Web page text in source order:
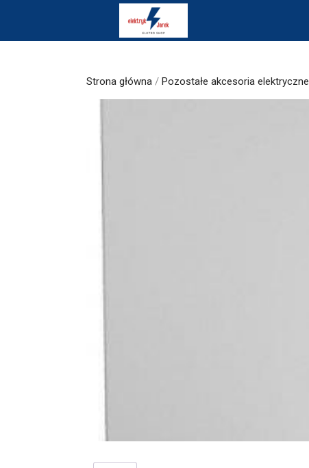
Strona główna / Pozostałe akcesoria elektryczne